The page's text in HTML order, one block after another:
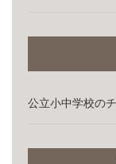
公立小中学校の